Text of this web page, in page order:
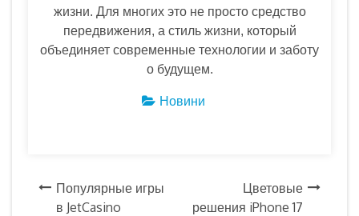
жизни. Для многих это не просто средство
передвижения, а стиль жизни, который
объединяет современные технологии и заботу
о будущем.
Новини
Навігація
Популярные игры
в JetCasino
Цветовые
решения iPhone 17